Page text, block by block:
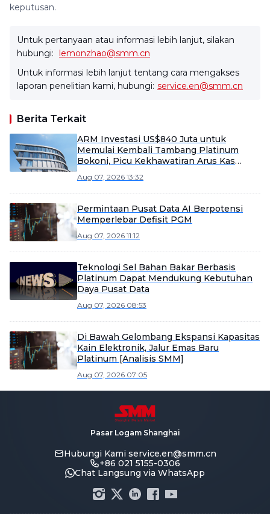
keputusan.
Untuk pertanyaan atau informasi lebih lanjut, silakan
hubungi: lemonzhao@smm.cn
Untuk informasi lebih lanjut tentang cara mengakses
laporan penelitian kami, hubungi: service.en@smm.cn
Berita Terkait
ARM Investasi US$840 Juta untuk
Memulai Kembali Tambang Platinum
Bokoni, Picu Kekhawatiran Arus Kas
Aug 07, 2026 13:32
Permintaan Pusat Data AI Berpotensi
Memperlebar Defisit PGM
Aug 07, 2026 11:12
Teknologi Sel Bahan Bakar Berbasis
Platinum Dapat Mendukung Kebutuhan
Daya Pusat Data
Aug 07, 2026 08:53
Di Bawah Gelombang Ekspansi Kapasitas
Kain Elektronik, Jalur Emas Baru
Platinum [Analisis SMM]
Aug 07, 2026 07:05
Pasar Logam Shanghai
Hubungi Kami service.en@smm.cn
+86 021 5155-0306
Chat Langsung via WhatsApp